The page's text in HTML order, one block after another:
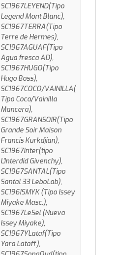
SC1967LEYEND(Tipo
Legend Mont Blanc),
SC1967TERRA(Tipo
Terre de Hermes),
SC1967AGUAF(Tipo
Agua fresca AD),
SC1967HUGO(Tipo
Hugo Boss),
SC1967COCO/VAINILLA(
Tipo Coco/Vainilla
Mancera),
SC1967GRANSOIR(Tipo
Grande Soir Maison
Francis Kurkdjian),
SC1967Inter(tipo
L'Interdid Givenchy),
SC1967SANTAL(Tipo
Santal 33 LeboLab),
SC196ISMYK (Tipo Issey
Miyake Masc.),
SC1967LeSel (Nueva
Issey Miyake),
SC1967YLataf(Tipo
Yara Lataff),